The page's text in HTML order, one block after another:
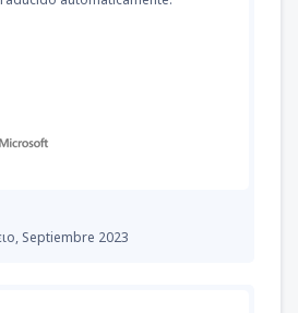
Septiembre 2023